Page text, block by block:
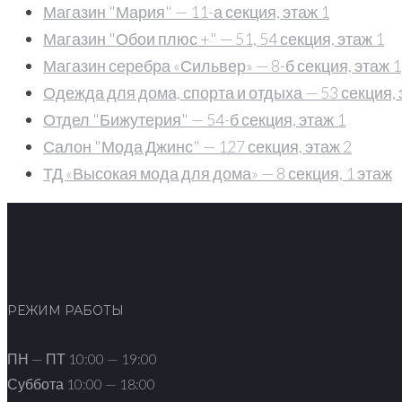
Магазин "Мария" — 11-а секция, этаж 1
Магазин "Обои плюс +" — 51, 54 секция, этаж 1
Магазин серебра «Сильвер» — 8-б секция, этаж 1
Одежда для дома, спорта и отдыха — 53 секция,
Отдел "Бижутерия" — 54-б секция, этаж 1
Салон "Мода Джинс" — 127 секция, этаж 2
ТД «Высокая мода для дома» — 8 секция, 1 этаж
РЕЖИМ РАБОТЫ
ПН — ПТ 10:00 — 19:00
Суббота 10:00 — 18:00